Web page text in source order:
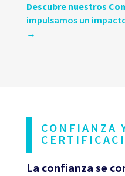
Descubre nuestros
impulsamos un
→
CONFIANZA
La confianza se